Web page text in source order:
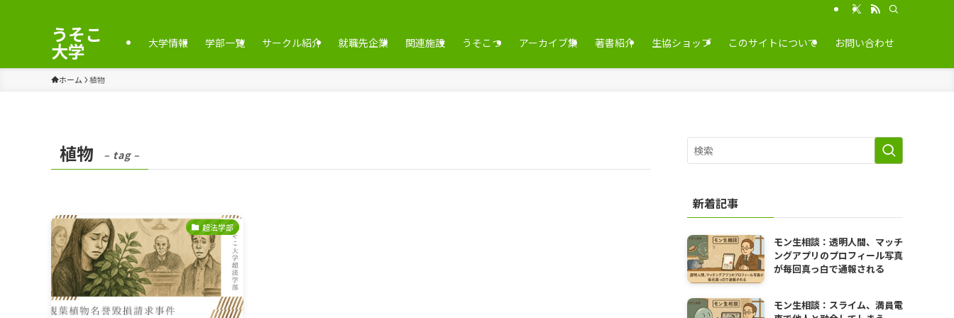
うそこ
大学 大学情報 学部一覧 サークル紹介 就職先企業 関連施設 うそこつ アーカイブ集 著書紹介 生協ショップ このサイトについて お問い合わせ
ホーム 植物
植物 – tag –
超法学部
新着記事
モン生相談：透明人間、マッチ
ングアプリのプロフィール写真
が毎回真っ白で通報される
モン生相談：スライム、満員電